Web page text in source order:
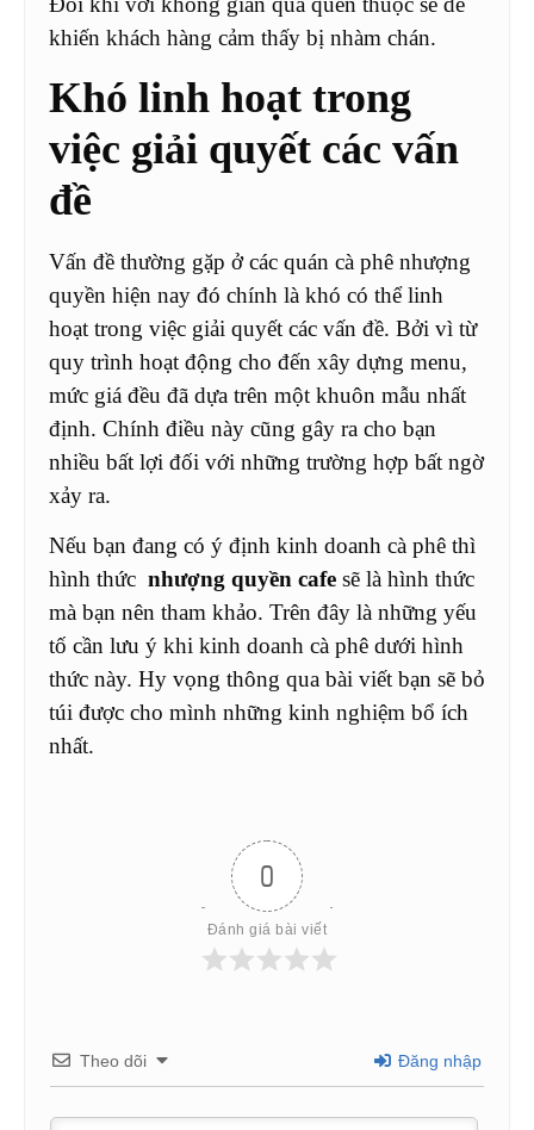
khiến khách hàng cảm thấy bị nhàm chán.
Khó linh hoạt trong
việc giải quyết các vấn
đề
Vấn đề thường gặp ở các quán cà phê nhượng
quyền hiện nay đó chính là khó có thể linh
hoạt trong việc giải quyết các vấn đề. Bởi vì từ
quy trình hoạt động cho đến xây dựng menu,
mức giá đều đã dựa trên một khuôn mẫu nhất
định. Chính điều này cũng gây ra cho bạn
nhiều bất lợi đối với những trường hợp bất ngờ
xảy ra.
Nếu bạn đang có ý định kinh doanh cà phê thì
hình thức nhượng quyền cafe sẽ là hình thức
mà bạn nên tham khảo. Trên đây là những yếu
tố cần lưu ý khi kinh doanh cà phê dưới hình
thức này. Hy vọng thông qua bài viết bạn sẽ bỏ
túi được cho mình những kinh nghiệm bổ ích
nhất.
0
Đánh giá bài viết
Theo dõi Đăng nhập